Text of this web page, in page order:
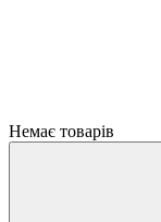
Немає товарів